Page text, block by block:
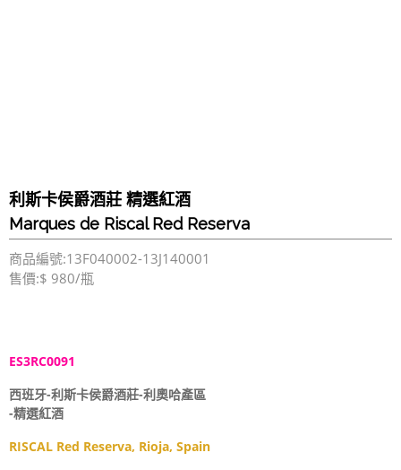
利斯卡侯爵酒莊 精選紅酒
Marques de Riscal Red Reserva
商品編號:13F040002-13J140001
售價:$ 980/瓶
ES3RC0091
西班牙-利斯卡侯爵酒莊-利奧哈產區
-精選紅酒
RISCAL Red Reserva, Rioja, Spain